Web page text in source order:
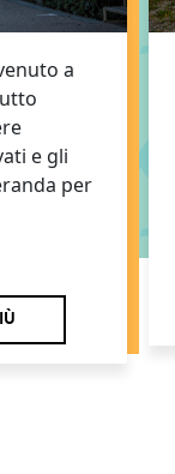
a
e gli
per